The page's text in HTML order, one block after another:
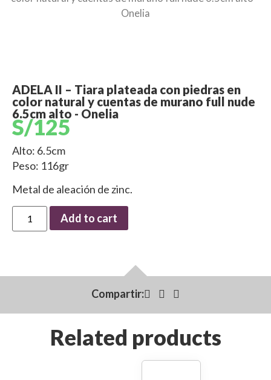
Onelia
ADELA II – Tiara plateada con piedras en
color natural y cuentas de murano full nude
6.5cm alto - Onelia
S/125
Alto: 6.5cm
Peso: 116gr
Metal de aleación de zinc.
Add to cart
Compartir:
Related products